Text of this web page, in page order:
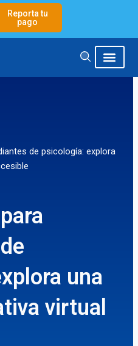
Reporta tu
pago
de psicología: explora
una
virtual